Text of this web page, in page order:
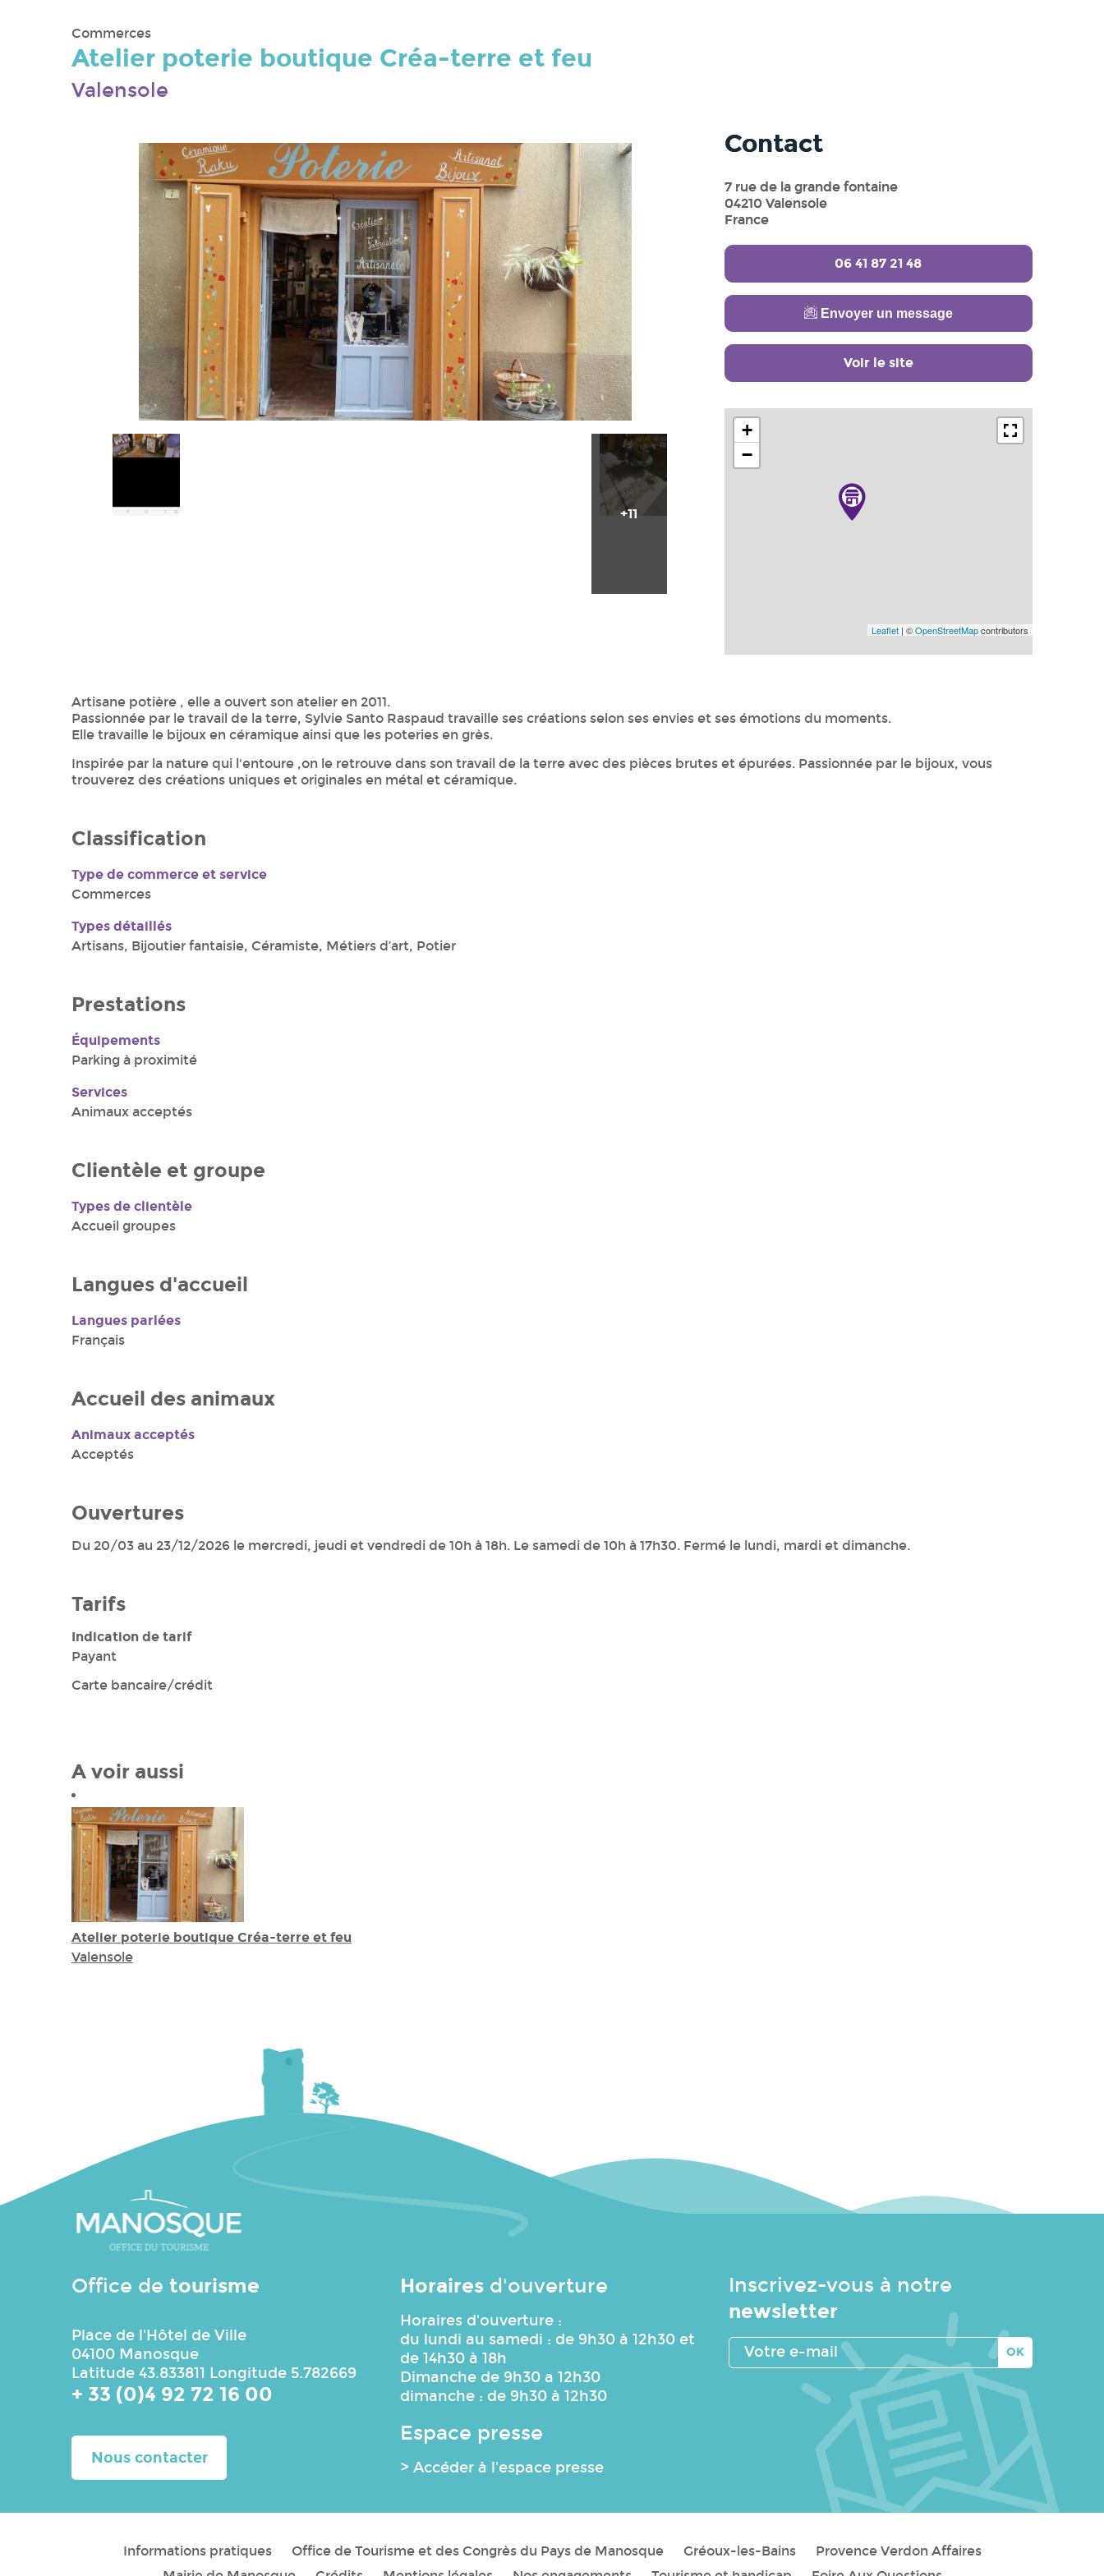
Commerces
Atelier poterie boutique Créa-terre et feu
Valensole
+11
Contact
7 rue de la grande fontaine
04210 Valensole
France
06 41 87 21 48
Envoyer un message
Voir le site
+
−
Leaflet| ©OpenStreetMapcontributors
Artisane potière , elle a ouvert son atelier en 2011.
Passionnée par le travail de la terre, Sylvie Santo Raspaud travaille ses créations selon ses envies et ses émotions du moments.
Elle travaille le bijoux en céramique ainsi que les poteries en grès.
Inspirée par la nature qui l'entoure ,on le retrouve dans son travail de la terre avec des pièces brutes et épurées. Passionnée par le bijoux, vous
trouverez des créations uniques et originales en métal et céramique.
Classification
Type de commerce et service
Commerces
Types détaillés
Artisans, Bijoutier fantaisie, Céramiste, Métiers d’art, Potier
Prestations
Équipements
Parking à proximité
Services
Animaux acceptés
Clientèle et groupe
Types de clientèle
Accueil groupes
Langues d'accueil
Langues parlées
Français
Accueil des animaux
Animaux acceptés
Acceptés
Ouvertures
Du 20/03 au 23/12/2026 le mercredi, jeudi et vendredi de 10h à 18h. Le samedi de 10h à 17h30. Fermé le lundi, mardi et dimanche.
Tarifs
Indication de tarif
Payant
Carte bancaire/crédit
A voir aussi
Atelier poterie boutique Créa-terre et feu
Valensole
Office de tourisme
Place de l'Hôtel de Ville
04100 Manosque
Latitude 43.833811 Longitude 5.782669
+ 33 (0)4 92 72 16 00
Nous contacter
Horaires d'ouverture
Horaires d'ouverture :
du lundi au samedi : de 9h30 à 12h30 et
de 14h30 à 18h
Dimanche de 9h30 a 12h30
dimanche : de 9h30 à 12h30
Espace presse
> Accéder à l'espace presse
Inscrivez-vous à notre
newsletter
Votre
e-
Informations pratiques Office de Tourisme et des Congrès du Pays de Manosque Gréoux-les-Bains
Provence Verdon Affaires